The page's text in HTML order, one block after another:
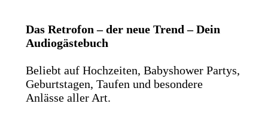
Das Retrofon – der neue Trend – Dein
Audiogästebuch
Beliebt auf Hochzeiten, Babyshower Partys,
Geburtstagen, Taufen und besondere
Anlässe aller Art.